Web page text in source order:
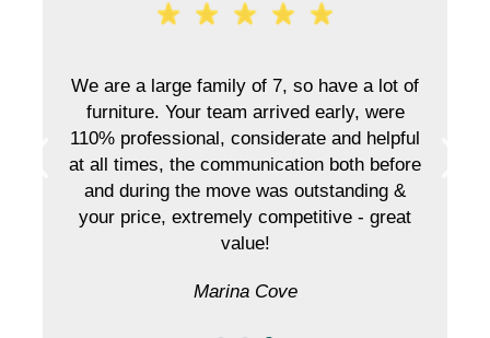
We are a large family of 7, so have a lot of
furniture. Your team arrived early, were
110% professional, considerate and helpful
at all times, the communication both before
and during the move was outstanding &
your price, extremely competitive - great
value!
Marina Cove
搬走曬d傢俬同大箱細箱，而且客戶服務跟
足全程，我搬過幾次屋，最滿意係今次，一
定會推介比朋友！
陳小姐